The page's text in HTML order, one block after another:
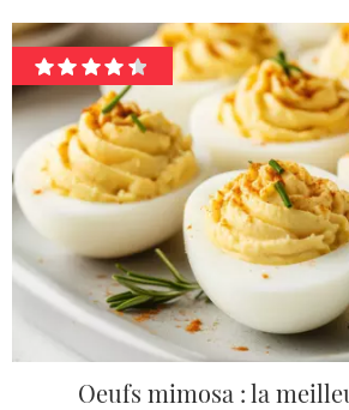
Oeufs mimosa : la